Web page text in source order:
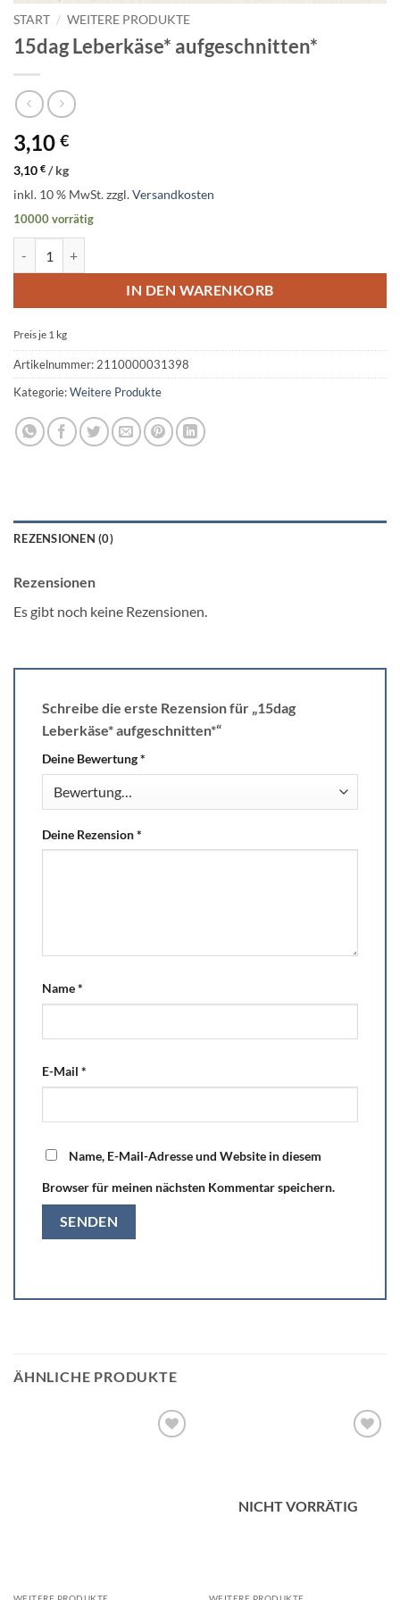
START / WEITERE PRODUKTE
15dag Leberkäse* aufgeschnitten*
3,10 €
3,10 € /kg
inkl. 10 % MwSt.zzgl.Versandkosten
10000 vorrätig
IN DEN WARENKORB
Preis je 1 kg
Artikelnummer: 2110000031398
Kategorie:Weitere Produkte
REZENSIONEN (0)
Rezensionen
Es gibt noch keine Rezensionen.
Schreibe die erste Rezension für „15dag
Leberkäse* aufgeschnitten*“
Deine Bewertung*
Deine Rezension*
Name*
E-Mail *
Name, E-Mail-Adresse und Website in diesem
Browser für meinen nächsten Kommentar speichern.
ÄHNLICHE PRODUKTE
NICHT VORRÄTIG